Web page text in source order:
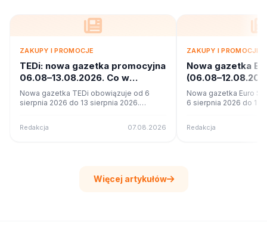
ZAKUPY I PROMOCJE
TEDi: nowa gazetka promocyjna
06.08–13.08.2026. Co w
ofercie?
Nowa gazetka TEDi obowiązuje od 6
sierpnia 2026 do 13 sierpnia 2026.
Redakcja 07.08.2026
ZAKUPY I PROMOCJE
Nowa gazetka
promocje
Nowa gazetka Euro
6 sierpnia 2026 do 12
Redakcja
Więcej artykułów